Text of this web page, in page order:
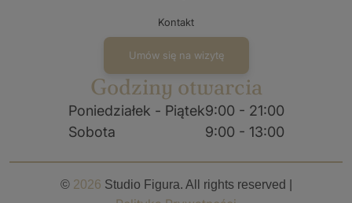
Kontakt
Umów się na wizytę
Godziny otwarcia
Poniedziałek - Piątek9:00 - 21:00
Sobota
9:00 - 13:00
© 2026 Studio Figura. All rights reserved |